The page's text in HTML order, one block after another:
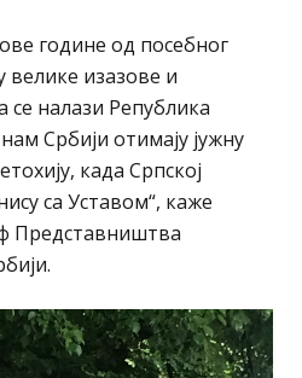
године од посебног
велике изазове и
налази Република
Србији отимају јужну
када Српској
са Уставом“, каже
Представништва